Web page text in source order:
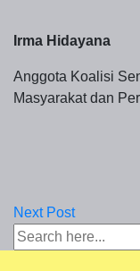
Irma Hidayana
Anggota Koalisi
Masyarakat dan
Next Post